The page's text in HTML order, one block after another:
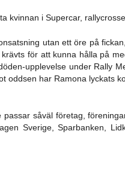
kvinnan i Supercar,
utan ett öre på
för att kunna hålla på
upplevelse under Rally
har Ramona lyckats
såväl företag,
Sverige, Sparbanken,